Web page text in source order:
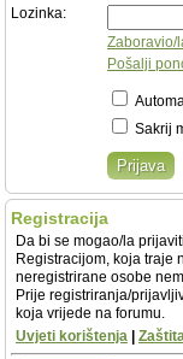
Lozinka:
Zaboravio/
Pošalji
Sakrij
Registracija
Da bi se mogao/la
Registracijom, koja traje
neregistrirane osobe
Prije registriranja/
koja vrijede na forumu.
Uvjeti korištenja